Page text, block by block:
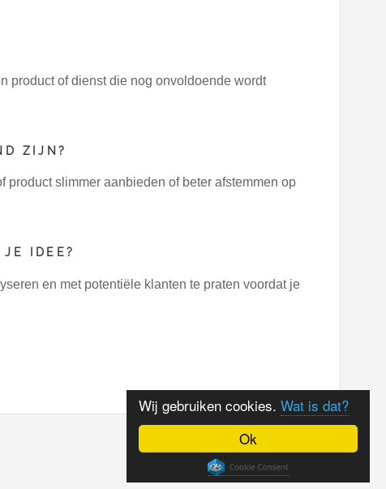
Ok
Wij gebruiken cookies. Wat is dat?
product of dienst die nog onvoldoende wordt
ZIJN?
product slimmer aanbieden of beter afstemmen op
IDEE?
en met potentiële klanten te praten voordat je